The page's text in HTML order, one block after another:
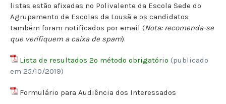
listas estão afixadas no Polivalente da Escola Sede do
Agrupamento de Escolas da Lousã e os candidatos
também foram notificados por email (Nota: recomenda-se
que verifiquem a caixa de spam).
Lista de resultados 2º método obrigatório (publicado
em 25/10/2019)
Formulário para Audiência dos Interessados